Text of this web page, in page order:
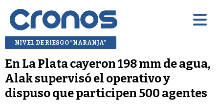
NIVEL DE RIESGO “NARANJA”
En La Plata cayeron 198 mm de agua,
Alak supervisó el operativo y
dispuso que participen 500 agentes